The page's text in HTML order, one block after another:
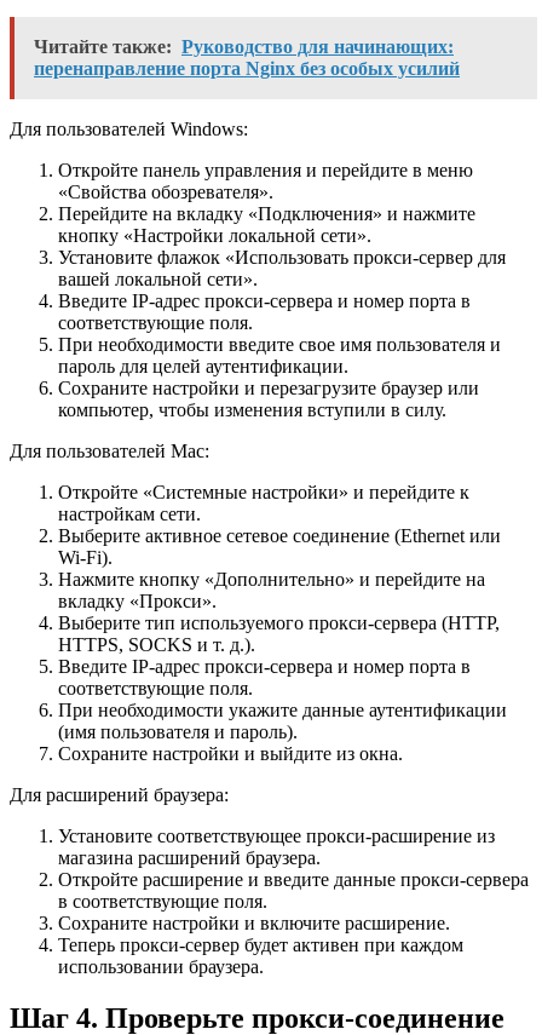
Читайте также: Руководство для начинающих:
перенаправление порта Nginx без особых усилий
Для пользователей Windows:
Откройте панель управления и перейдите в меню
«Свойства обозревателя».
Перейдите на вкладку «Подключения» и нажмите
кнопку «Настройки локальной сети».
Установите флажок «Использовать прокси-сервер для
вашей локальной сети».
Введите IP-адрес прокси-сервера и номер порта в
соответствующие поля.
При необходимости введите свое имя пользователя и
пароль для целей аутентификации.
Сохраните настройки и перезагрузите браузер или
компьютер, чтобы изменения вступили в силу.
Для пользователей Mac:
Откройте «Системные настройки» и перейдите к
настройкам сети.
Выберите активное сетевое соединение (Ethernet или
Wi-Fi).
Нажмите кнопку «Дополнительно» и перейдите на
вкладку «Прокси».
Выберите тип используемого прокси-сервера (HTTP,
HTTPS, SOCKS и т. д.).
Введите IP-адрес прокси-сервера и номер порта в
соответствующие поля.
При необходимости укажите данные аутентификации
(имя пользователя и пароль).
Сохраните настройки и выйдите из окна.
Для расширений браузера:
Установите соответствующее прокси-расширение из
магазина расширений браузера.
Откройте расширение и введите данные прокси-сервера
в соответствующие поля.
Сохраните настройки и включите расширение.
Теперь прокси-сервер будет активен при каждом
использовании браузера.
Шаг 4. Проверьте прокси-соединение